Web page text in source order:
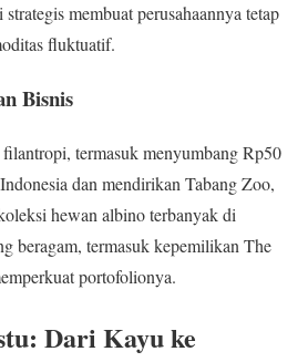
membuat perusahaannya tetap
fluktuatif.
Bisnis
termasuk menyumbang Rp50
dan mendirikan Tabang Zoo,
hewan albino terbanyak di
beragam, termasuk kepemilikan The
portofolionya.
Dari Kayu ke